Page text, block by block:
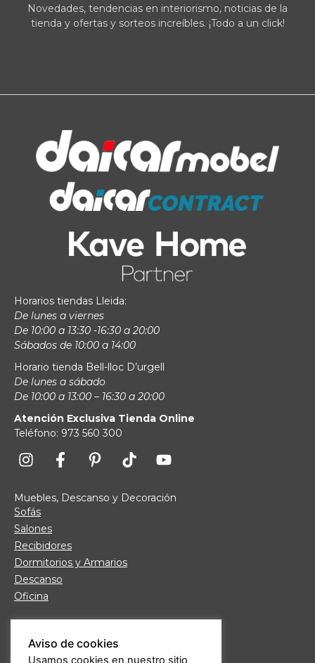
Novedades, tendencias en interiorismo, noticias de la
tienda y ofertas y sorteos increíbles. ¡Todo a un click!
Horarios tiendas Lleida:
De lunes a viernes
De 10:00 a 13:30 -16:30 a 20:00
Sábados de 10:00 a 14:00
Horario tienda Bell-lloc D’urgell
De lunes a sábado
De 10:00 a 13:00 – 16:30 a 20:00
Atención Exclusiva Tienda Online
Teléfono: 973 560 300
Muebles, Descanso y Decoración
Sofás
Salones
Recibidores
Dormitorios y Armarios
Descanso
Oficina
Fábrica de Muebles
Aviso de cookies
Usamos cookies en nuestro sitio